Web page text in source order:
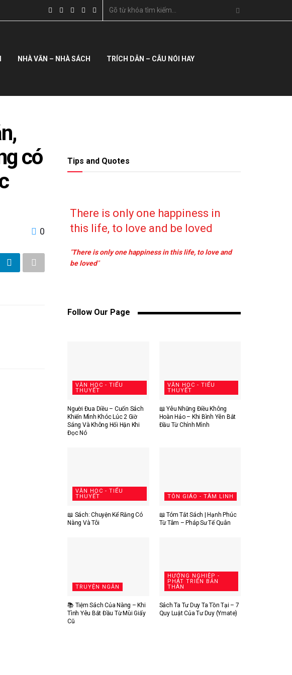
NHÀ VĂN – NHÀ SÁCH TRÍCH DẪN – CÂU NÓI HAY
có
0
Tips and Quotes
There is only one happiness in
this life, to love and be loved
"There is only one happiness in this life, to love and
be loved"
Follow Our Page
VĂN HỌC - TIỂU
THUYẾT
Người Đua Diều – Cuốn Sách
Khiến Mình Khóc Lúc 2 Giờ
Sáng Và Không Hối Hận Khi
Đọc Nó
VĂN HỌC - TIỂU
THUYẾT
📖 Yêu Những Điều Không
Hoàn Hảo – Khi Bình Yên Bắt
Đầu Từ Chính Mình
VĂN HỌC - TIỂU
THUYẾT
📖 Sách: Chuyện Kể Rằng Có
Nàng Và Tôi
TÔN GIÁO - TÂM LINH
📖 Tóm Tắt Sách | Hạnh Phúc
Từ Tâm – Pháp Sư Tế Quân
TRUYỆN NGẮN
📚 Tiệm Sách Của Nàng – Khi
Tình Yêu Bắt Đầu Từ Mùi Giấy
Cũ
HƯỚNG NGHIỆP -
PHÁT TRIỂN BẢN
THÂN
Sách Ta Tư Duy Ta Tồn Tại – 7
Quy Luật Của Tư Duy (Ymate)